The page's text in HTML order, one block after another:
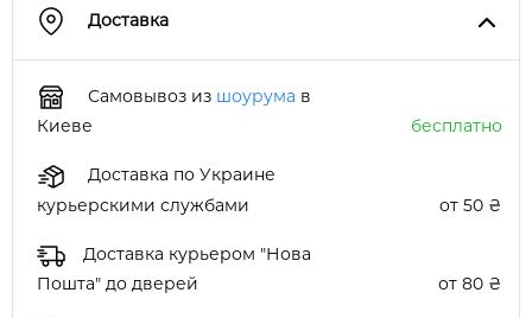
Доставка
Самовывоз из шоурума в
Киеве
бесплатно
Доставка по Украине
курьерскими службами
от 50 ₴
Доставка курьером "Нова
Пошта" до дверей
от 80 ₴